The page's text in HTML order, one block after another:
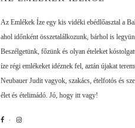
Az Emlékek Íze egy kis vidéki ebédlőasztal a
ahol időnként összetalálkozunk, bárhol is
Beszélgetünk, főzünk és olyan ételeket
íze régi emlékeket idéznek fel, aztán újakat
Neubauer Judit vagyok, szakács, ételfotós és
élet és ételimádó. Jó, hogy itt vagy!